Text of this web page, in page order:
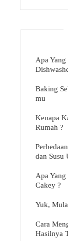
Apa
Baking
mu
Kenapa
Rumah ?
dan Susu
Apa
Cakey ?
Yuk,
Cara
Hasilnya